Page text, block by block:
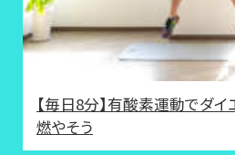
【毎日8分】有酸素運動でダイ
燃やそう